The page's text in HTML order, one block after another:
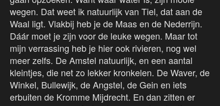
wegen. Dat weet ik natuurlijk van Tiel, dat aan de
Waal ligt. Vlakbij heb je de Maas en de Nederrijn.
Dáár moet je zijn voor de leuke wegen. Maar tot
mijn verrassing heb je hier ook rivieren, nog wel
meer zelfs. De Amstel natuurlijk, en een aantal
kleintjes, die net zo lekker kronkelen. De Waver, de
Winkel, Bullewijk, de Angstel, de Gein en iets
erbuiten de Kromme Mijdrecht. En dan zitten er